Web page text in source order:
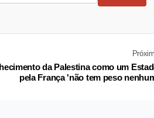
da Palestina como um
pela França 'não tem peso